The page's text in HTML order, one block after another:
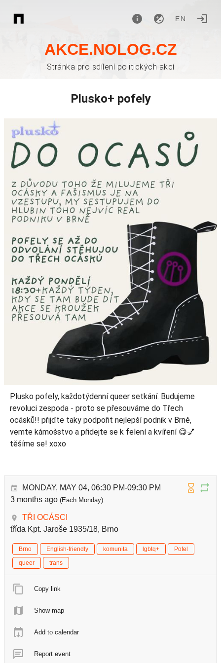
EN
AKCE.NOLOG.CZ
Stránka pro sdílení politických akcí
Plusko+ pofely
Plusko pofely, každotýdenní queer setkání. Budujeme
revoluci zespoda - proto se přesouváme do Třech
ocásků!! přijďte taky podpořit nejlepší podnik v Brně,
vemte kámošstvo a přidejte se k felení a kvíření 😋💅
těšíme se! xoxo
MONDAY, MAY 04, 06:30 PM-09:30 PM
3 months ago (Each Monday)
TŘI OCÁSCI
třída Kpt. Jaroše 1935/18, Brno
Brno English-friendly komunita lgbtq+
Pofel
queer
trans
Copy link
Show map
Add to calendar
Report event